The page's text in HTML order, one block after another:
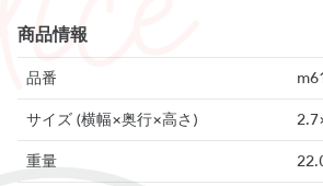
商品情報
品番
サイズ (横幅×奥行×高さ)
重量